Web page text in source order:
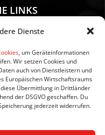
Dienste
, um Geräteinformationen
Wir setzen Cookies und
auch von Dienstleistern und
Europäischen Wirtschaftsraums
Übermittlung in Drittländer
der DSGVO geschaffen. Du
jederzeit widerrufen.
LINKS
Zahlung